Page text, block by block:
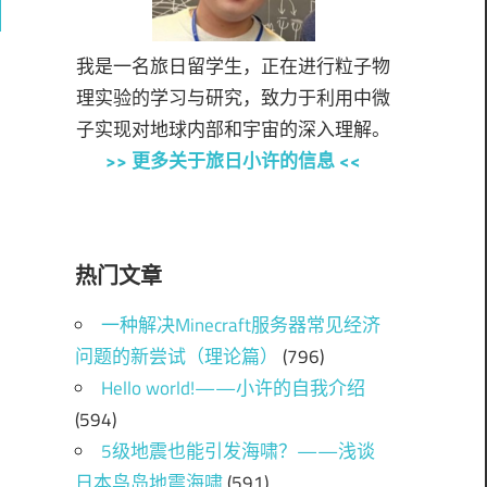
我是一名旅日留学生，正在进行粒子物
理实验的学习与研究，致力于利用中微
子实现对地球内部和宇宙的深入理解。
>> 更多关于旅日小许的信息 <<
热门文章
一种解决Minecraft服务器常见经济
问题的新尝试（理论篇） (796)
Hello world!——小许的自我介绍
(594)
5级地震也能引发海啸？——浅谈